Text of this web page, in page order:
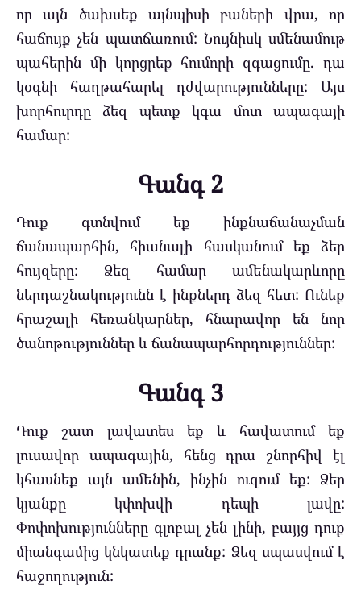
որ այն ծախսեք այնպիսի բաների վրա, որ
հաճույք չեն պատճառում: Նույնիսկ սմենամութ
պահերին մի կորցրեք հումորի զգացումը. դա
կօգնի հաղթահարել դժվարությունները: Այս
խորհուրդը ձեզ պետք կգա մոտ ապագայի
համար:
Գանգ 2
Դուք գտնվում եք ինքնաճանաչման
ճանապարհին, հիանալի հասկանում եք ձեր
հույզերը: Ձեզ համար ամենակարևորը
ներդաշնակությունն է ինքներդ ձեզ հետ: Ունեք
հրաշալի հեռանկարներ, հնարավոր են նոր
ծանոթություններ և ճանապարհորդություններ:
Գանգ 3
Դուք շատ լավատես եք և հավատում եք
լուսավոր ապագային, հենց դրա շնորհիվ էլ
կհասնեք այն ամենին, ինչին ուզում եք: Ձեր
կյանքը կփոխվի դեպի լավը:
Փոփոխությունները գլոբալ չեն լինի, բայյց դուք
միանգամից կնկատեք դրանք: Ձեզ սպասվում է
հաջողություն: